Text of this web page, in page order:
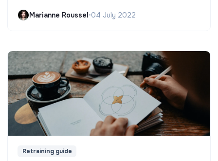
Marianne Roussel•04 July 2022
Retraining guide